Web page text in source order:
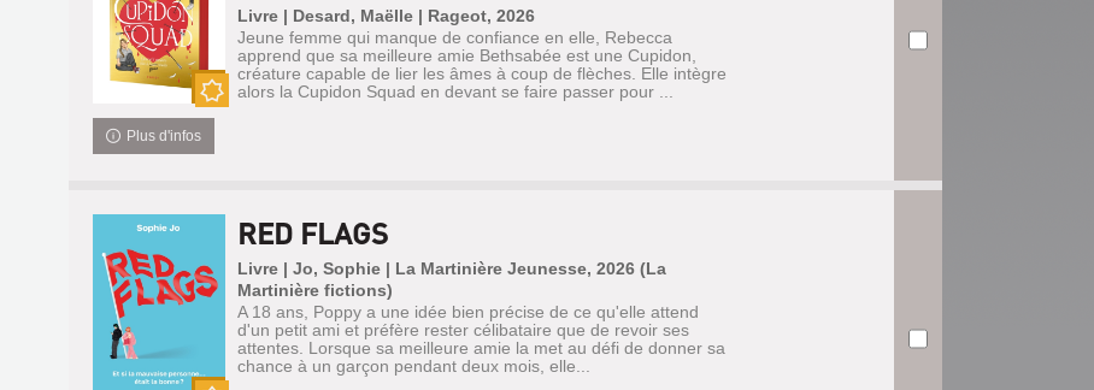
Nouveauté
Livre | Desard, Maëlle | Rageot, 2026
Jeune femme qui manque de confiance en elle, Rebecca
apprend que sa meilleure amie Bethsabée est une Cupidon,
créature capable de lier les âmes à coup de flèches. Elle intègre
alors la Cupidon Squad en devant se faire passer pour ...
Plus d'infos
RED FLAGS
Livre | Jo, Sophie | La Martinière Jeunesse, 2026 (La
Martinière fictions)
A 18 ans, Poppy a une idée bien précise de ce qu'elle attend
d'un petit ami et préfère rester célibataire que de revoir ses
attentes. Lorsque sa meilleure amie la met au défi de donner sa
chance à un garçon pendant deux mois, elle...